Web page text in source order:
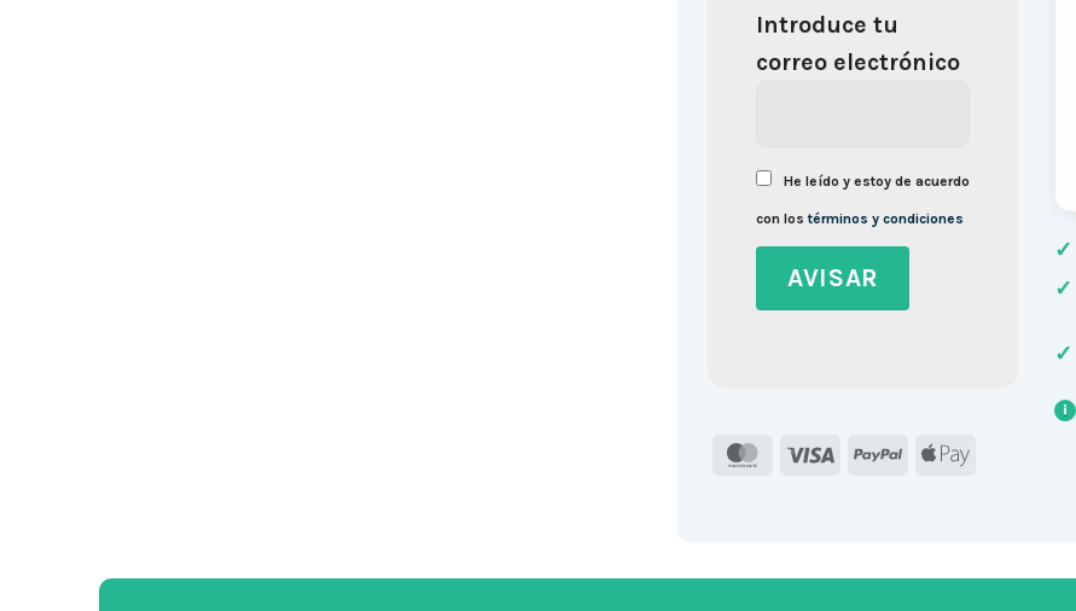
Introduce tu
correo electrónico
He leído y estoy de acuerdo
con lostérminos y condiciones
MasterCard
Visa PayPal Apple
✓
✓
✓
i